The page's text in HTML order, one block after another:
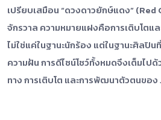
เปรียบเสมือน “ดวงดาวยักษ์แดง”
จักรวาล ความหมายแฝงคือการเติบโตแ
ไม่ใช่แค่ในฐานะนักร้อง แต่ในฐานะศิลปิ
ความฝัน การดีไซน์โชว์ทั้งหมดจึงเต็มไ
ทาง การเติบโต และการพัฒนาตัวตนขอ